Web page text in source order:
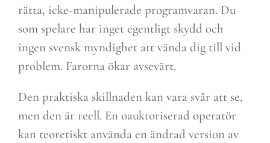
rätta, icke-manipulerade programvaran. Du
som spelare har inget egentligt skydd och
ingen svensk myndighet att vända dig till vid
problem. Farorna ökar avsevärt.
Den praktiska skillnaden kan vara svår att se,
men den är reell. En oauktoriserad operatör
kan teoretiskt använda en ändrad version av